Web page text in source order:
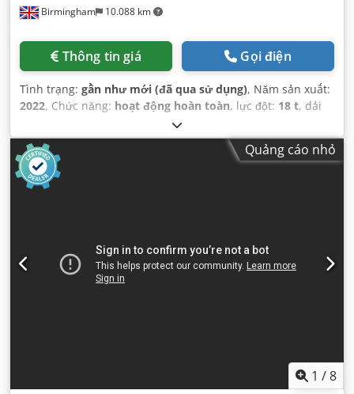
Birmingham 10.088 km
Thông tin giá Gọi điện
Tình trạng: gần như mới (đã qua sử dụng), Năm sản xuất:
2022, Chức năng: hoạt động hoàn toàn, lực đột: 18 t, dải
, khoảng cách di chuyển trục X:
mm, khoảng cách di chuyển trục Y:1.250 mm,
Quảng cáo nhỏ
1 /8